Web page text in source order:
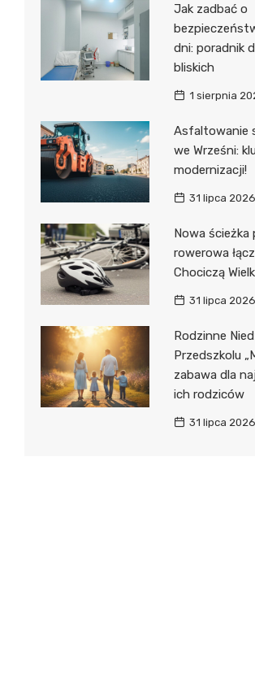
Jak zadbać o
dni: poradnik
bliskich
1 sierpnia
Asfaltowanie
we Wrześni:
modernizacji!
31 lipca 2026
Nowa ścieżka
rowerowa
Chociczą
31 lipca 2026
Rodzinne
Przedszkolu
zabawa dla
ich rodziców
31 lipca 2026